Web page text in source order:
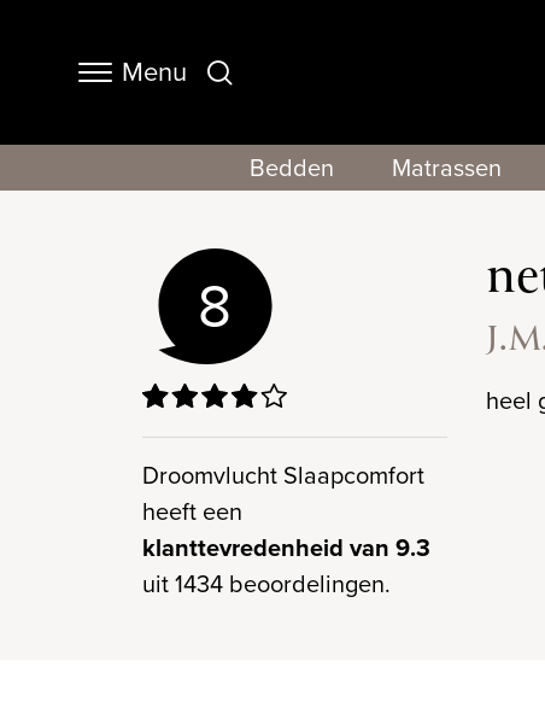
Navigation
Menu
Bedden Matrassen
heel
8
Droomvlucht Slaapcomfort
heeft een
klanttevredenheid van 9.3
uit 1434 beoordelingen.